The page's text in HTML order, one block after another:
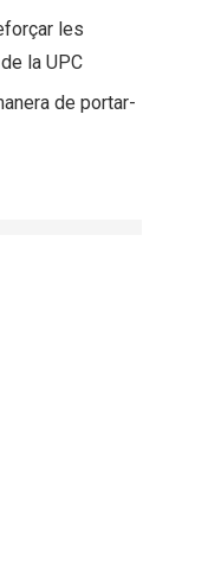
les
la UPC
de portar-